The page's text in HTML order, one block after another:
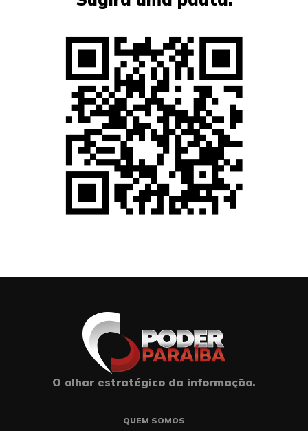
O olhar estratégico da informação.
QUEM SOMOS